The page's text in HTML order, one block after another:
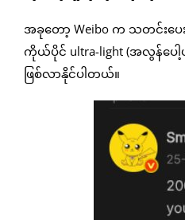
အခုတော့ Weibo က သတင်းပ
ကိုယ်ပိုင် ultra-light (အလွန်ပေ
ဖြစ်လာနိုင်ပါတယ်။